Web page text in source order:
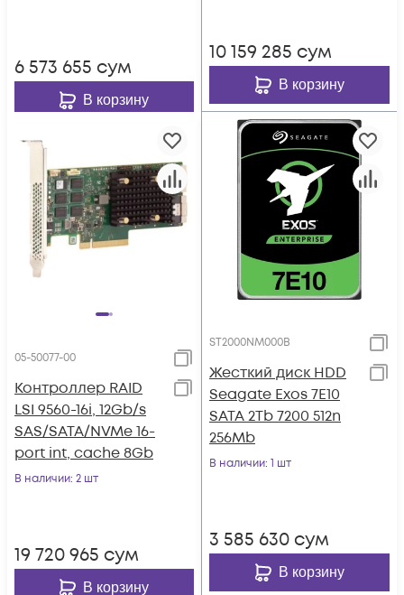
6 573 655 сум
В корзину
10 159 285 сум
В корзину
05-50077-00
Контроллер RAID
LSI 9560-16i, 12Gb/s
SAS/SATA/NVMe 16-
port int, cache 8Gb
В наличии: 2 шт
19 720 965 сум
В корзину
ST2000NM000B
Жесткий диск HDD
Seagate Exos 7E10
SATA 2Tb 7200 512n
256Mb
В наличии: 1 шт
3 585 630 сум
В корзину